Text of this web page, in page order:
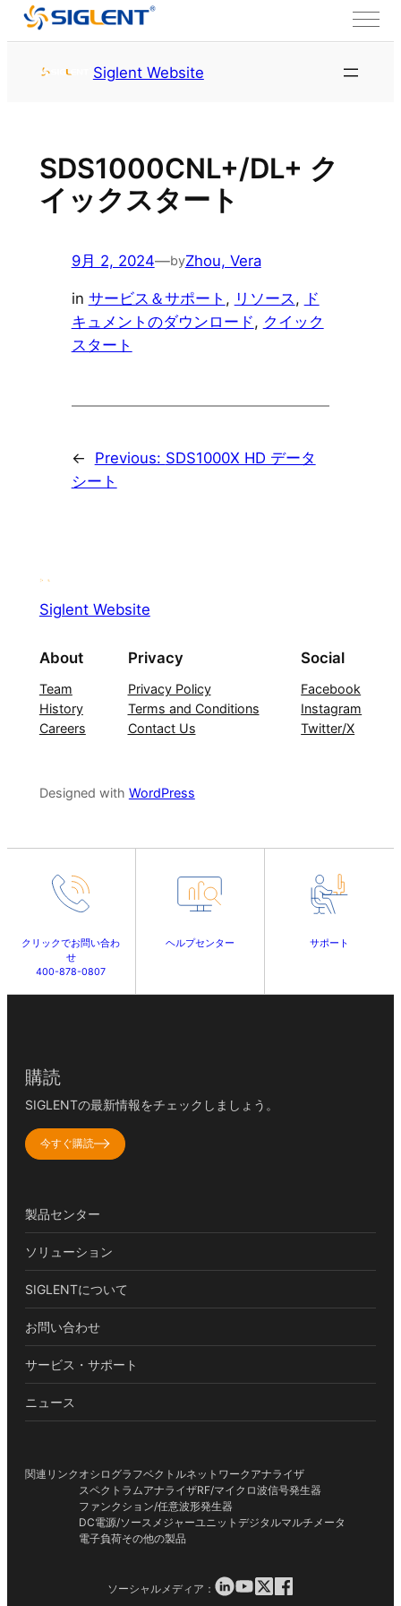
トップページ
Siglent Website
SDS1000CNL+/DL+ ク
イックスタート
9月 2, 2024—byZhou, Vera
in サービス＆サポート , リソース, ド
キュメントのダウンロード, クイック
スタート
← Previous: SDS1000X HD データ
シート
Siglent Website
About
Team
History
Careers
Privacy
Privacy Policy
Terms and Conditions
Contact Us
Social
Facebook
Instagram
Twitter/X
Designed with WordPress
クリックでお問い合わ
せ
400-878-0807
ヘルプセンター サポート
購読
SIGLENTの最新情報をチェックしましょう。
今すぐ購読
製品センター
ソリューション
SIGLENTについて
お問い合わせ
サービス・サポート
ニュース
関連リンク オシログラフベクトルネットワークアナライザ
スペクトラムアナライザRF/マイクロ波信号発生器
ファンクション/任意波形発生器
DC電源/ソースメジャーユニット デジタルマルチメータ
電子負荷その他の製品
ソーシャルメディア：